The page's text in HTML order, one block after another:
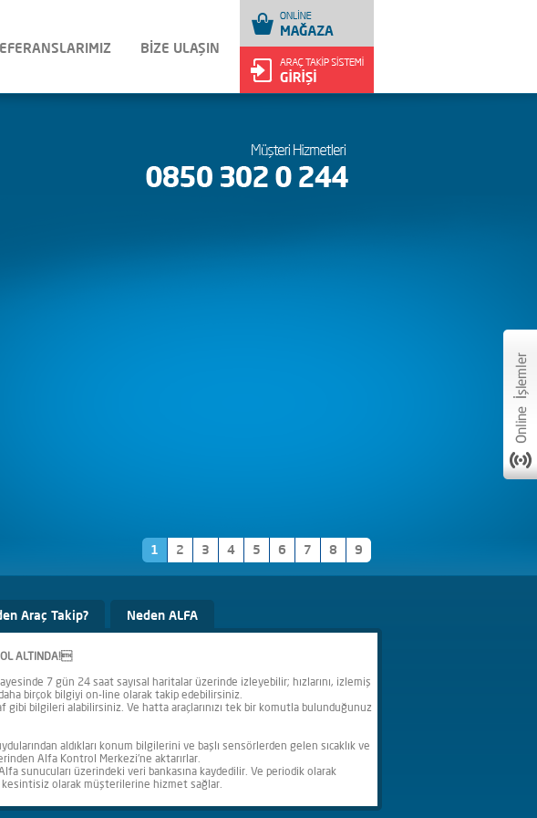
BİZE ULAŞIN
1 2 3 4 5 6 7 8 9
Araç Takip? Neden ALFA
ALTINDA!
7 gün 24 saat sayısal haritalar üzerinde izleyebilir; hızlarını, izlemiş
birçok bilgiyi on-line olarak takip edebilirsiniz.
gibi bilgileri alabilirsiniz. Ve hatta araçlarınızı tek bir komutla bulunduğunuz
aldıkları konum bilgilerini ve başlı sensörlerden gelen sıcaklık ve
Alfa Kontrol Merkezi'ne aktarırlar.
sunucuları üzerindeki veri bankasına kaydedilir. Ve periodik olarak
olarak müşterilerine hizmet sağlar.